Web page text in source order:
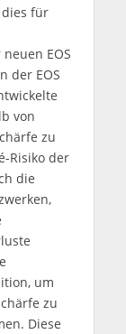
für
EOS
der EOS
von
zu
Risiko der
die
um
zu
Diese